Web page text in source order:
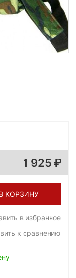
1 925
В КОРЗИНУ
в избранное
к сравнению